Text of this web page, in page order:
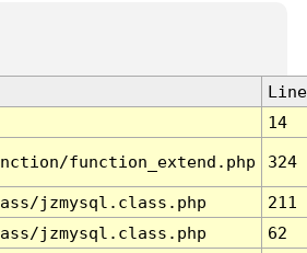
Line
14
function_extend.php 324
jzmysql.class.php
211
jzmysql.class.php
62